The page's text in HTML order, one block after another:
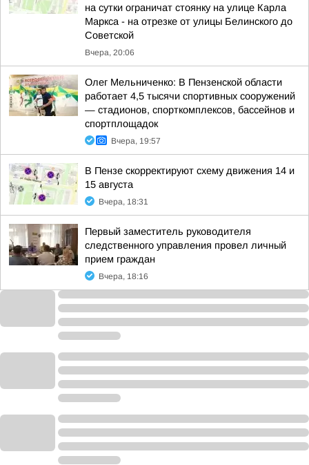
на сутки ограничат стоянку на улице Карла
Маркса - на отрезке от улицы Белинского до
Советской
Вчера, 20:06
Олег Мельниченко: В Пензенской области
работает 4,5 тысячи спортивных сооружений
— стадионов, спорткомплексов, бассейнов и
спортплощадок
Вчера, 19:57
В Пензе скорректируют схему движения 14 и
15 августа
Вчера, 18:31
Первый заместитель руководителя
следственного управления провел личный
прием граждан
Вчера, 18:16